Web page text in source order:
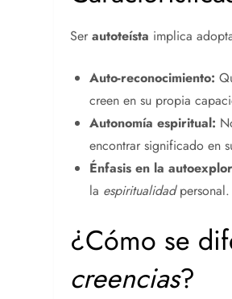
Serautoteísta implica
Auto-reconocimiento:
creen en su propia
Autonomía espiritual:
encontrar significado en
Énfasis en la
la espiritualidadpersonal.
¿Cómo se
creencias?